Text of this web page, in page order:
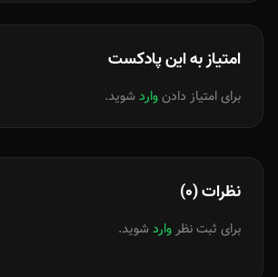
امتیاز به این پادکست
برای امتیاز دادنواردشوید.
نظرات (0)
برای ثبت نظر واردشوید.